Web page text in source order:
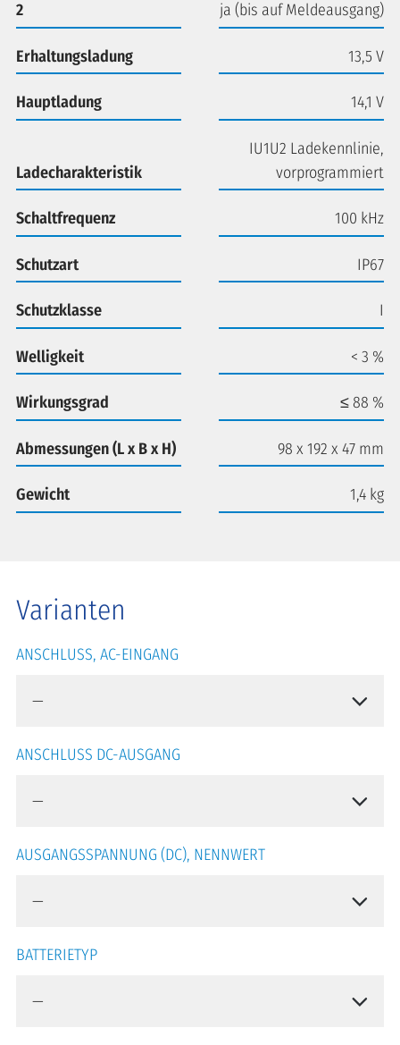
2
ja (bis auf Meldeausgang)
Erhaltungsladung 13,5 V
Hauptladung 14,1 V
Ladecharakteristik
IU1U2 Ladekennlinie,
vorprogrammiert
Schaltfrequenz 100 kHz
Schutzart IP67
Schutzklasse I
Welligkeit < 3 %
Wirkungsgrad ≤ 88 %
Abmessungen (L x B x H) 98 x 192 x 47 mm
Gewicht 1,4 kg
Varianten
ANSCHLUSS, AC-EINGANG
ANSCHLUSS DC-AUSGANG
AUSGANGSSPANNUNG (DC), NENNWERT
BATTERIETYP